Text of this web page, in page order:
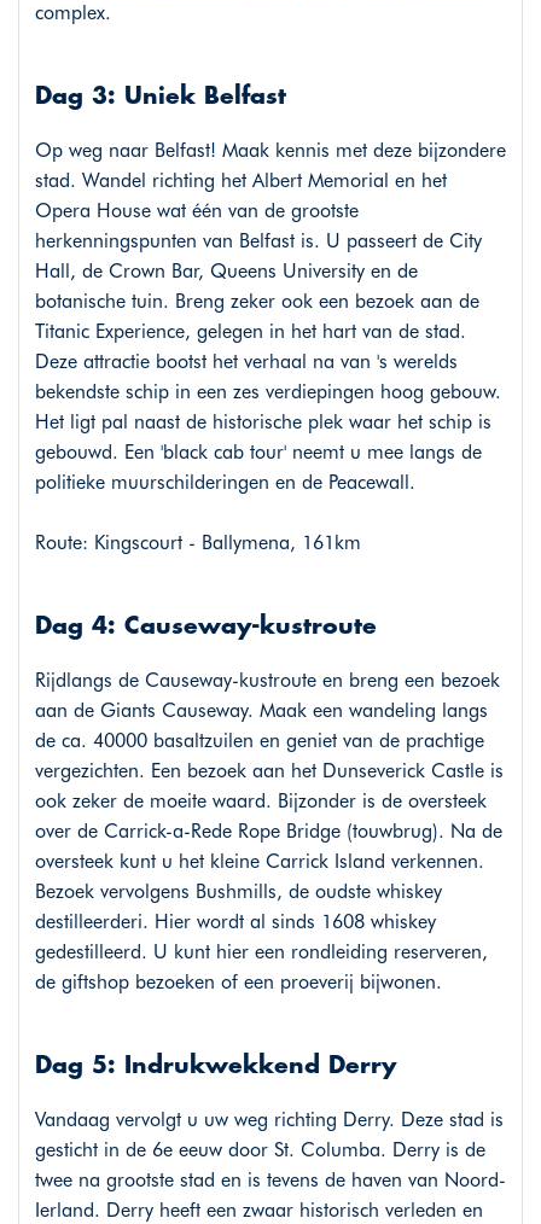
complex.
Dag 3: Uniek Belfast
Op weg naar Belfast! Maak kennis met deze bijzondere
stad. Wandel richting het Albert Memorial en het
Opera House wat één van de grootste
herkenningspunten van Belfast is. U passeert de City
Hall, de Crown Bar, Queens University en de
botanische tuin. Breng zeker ook een bezoek aan de
Titanic Experience, gelegen in het hart van de stad.
Deze attractie bootst het verhaal na van 's werelds
bekendste schip in een zes verdiepingen hoog gebouw.
Het ligt pal naast de historische plek waar het schip is
gebouwd. Een 'black cab tour' neemt u mee langs de
politieke muurschilderingen en de Peacewall.
Route: Kingscourt - Ballymena, 161km
Dag 4: Causeway-kustroute
Rijdlangs de Causeway-kustroute en breng een bezoek
aan de Giants Causeway. Maak een wandeling langs
de ca. 40000 basaltzuilen en geniet van de prachtige
vergezichten. Een bezoek aan het Dunseverick Castle is
ook zeker de moeite waard. Bijzonder is de oversteek
over de Carrick-a-Rede Rope Bridge (touwbrug). Na de
oversteek kunt u het kleine Carrick Island verkennen.
Bezoek vervolgens Bushmills, de oudste whiskey
destilleerderi. Hier wordt al sinds 1608 whiskey
gedestilleerd. U kunt hier een rondleiding reserveren,
de giftshop bezoeken of een proeverij bijwonen.
Dag 5: Indrukwekkend Derry
Vandaag vervolgt u uw weg richting Derry. Deze stad is
gesticht in de 6e eeuw door St. Columba. Derry is de
twee na grootste stad en is tevens de haven van Noord-
Ierland. Derry heeft een zwaar historisch verleden en